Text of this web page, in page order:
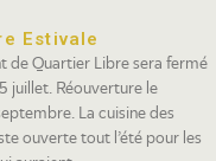
Estivale
de Quartier Libre sera fermé
juillet. Réouverture le
La cuisine des
ouverte tout l’été pour les